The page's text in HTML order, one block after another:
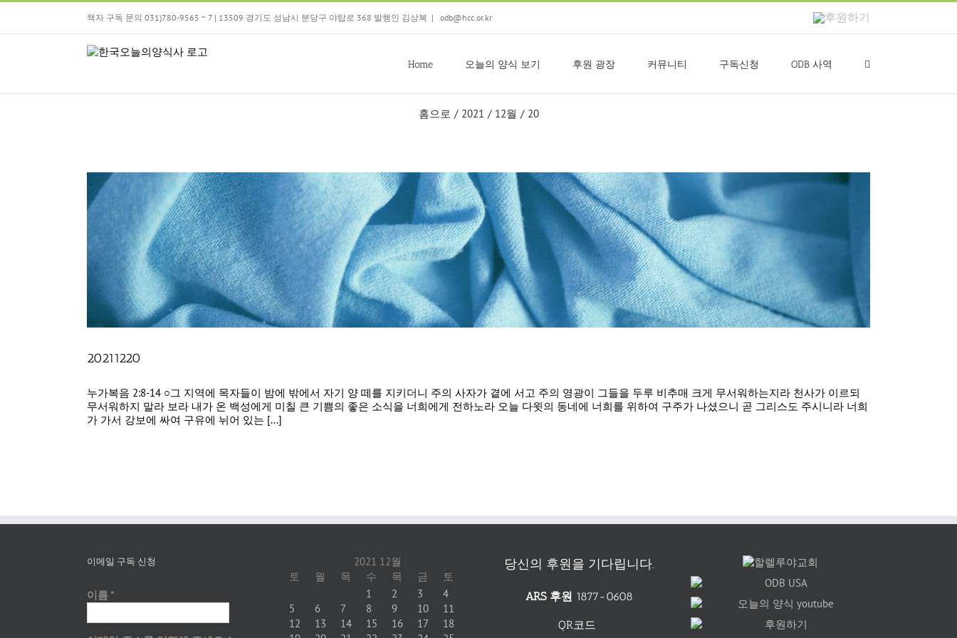
Skip
content
책자 구독 문의 031)780-9565 ~ 7 | 13509 경기도 성남시 분당구 야탑로 368 발행인 김상복 | odb@hcc.or.kr
후
Home
오늘의 양식 보기 후원 광장 커뮤니티 구독신청 ODB 사역
홈으로 / 2021 / 12월 / 20
20211220
누가복음 2:8-14 ○그 지역에 목자들이 밤에 밖에서 자기 양 떼를 지키더니 주의 사자가 곁에 서고 주의 영광이 그들을 두루 비추매 크게 무서워하는지라 천사가 이르되
무서워하지 말라 보라 내가 온 백성에게 미칠 큰 기쁨의 좋은 소식을 너희에게 전하노라 오늘 다윗의 동네에 너희를 위하여 구주가 나셨으니 곧 그리스도 주시니라 너희
가 가서 강보에 싸여 구유에 뉘어 있는 [...]
이메일 구독 신청
이름 *
2021 12월
토 월 목 수 목 금 토
1 2 3
4
5
6 7 8 9 10
11
12
13 14 15 16 17
18
당신의 후원을 기다립니다.
ARS 후원 1877-0608
QR코드